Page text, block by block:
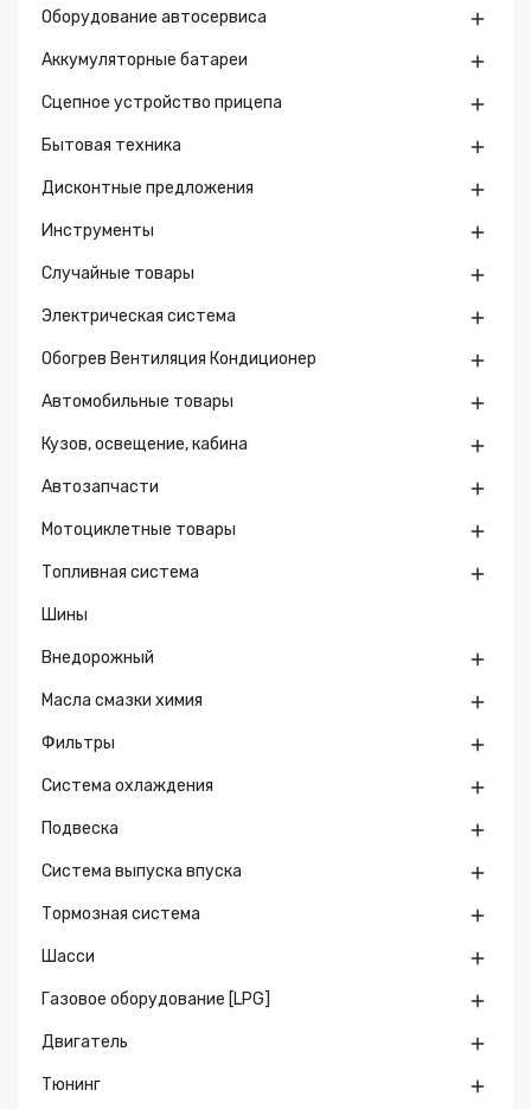
Оборудование автосервиса 
Аккумуляторные батареи 
Сцепное устройство прицепа 
Бытовая техника 
Дисконтные предложения 
Инструменты 
Случайные товары 
Электрическая система 
Обогрев Вентиляция Кондиционер 
Автомобильные товары 
Кузов, освещение, кабина 
Автозапчасти 
Мотоциклетные товары 
Топливная система 
Шины
Внедорожный 
Масла смазки химия 
Фильтры 
Система охлаждения 
Подвеска 
Система выпуска впуска 
Тормозная система 
Шасси 
Газовое оборудование [LPG] 
Двигатель 
Тюнинг 